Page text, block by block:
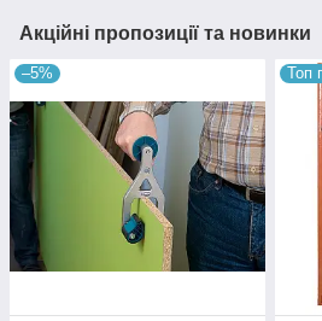
Акційні пропозиції та новинки
–5% Топ